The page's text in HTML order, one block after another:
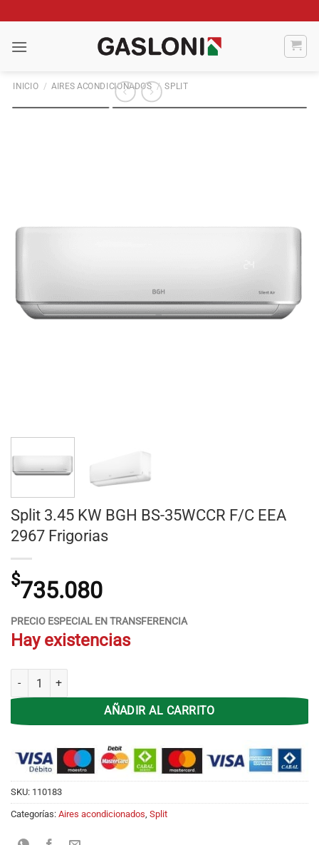
al
contenido
INICIO / AIRES ACONDICIONADOS / SPLIT
Split 3.45 KW BGH BS-35WCCR F/C EEA
2967 Frigorias
$735.080
PRECIO ESPECIAL EN TRANSFERENCIA
Hay existencias
Split 3.45 KW BGH BS-35WCCR F/C EEA 2967 Frigorias cantidad
AÑADIR AL CARRITO
SKU: 110183
Categorías: Aires acondicionados Split